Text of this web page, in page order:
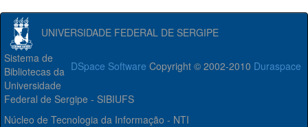
UNIVERSIDADE FEDERAL DE SERGIPE
DSpace Software Copyright © 2002-2010 Duraspace
Sistema de
Bibliotecas da
Universidade
Federal de Sergipe - SIBIUFS
Núcleo de Tecnologia da Informação - NTI